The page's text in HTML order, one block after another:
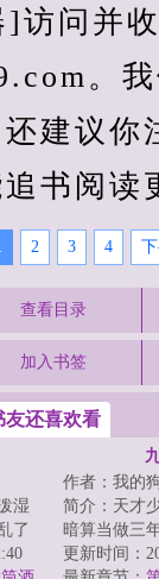
访问并
。
建议你
书阅读
2 3 4
查看目录
加入书签
友还喜欢看
湿
了
作者：我的
简介：天才
暗算当做三
内至尊血脉
更新时间：